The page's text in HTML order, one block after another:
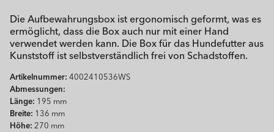
Die Aufbewahrungsbox ist ergonomisch geformt, was es
ermöglicht, dass die Box auch nur mit einer Hand
verwendet werden kann. Die Box für das Hundefutter aus
Kunststoff ist selbstverständlich frei von Schadstoffen.
Artikelnummer: 4002410536WS
Abmessungen:
Länge: 195 mm
Breite: 136 mm
Höhe: 270 mm